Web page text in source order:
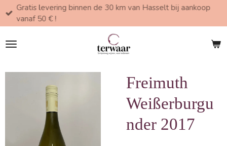
Ga
direct
de
Gratis levering binnen de 30 km van Hasselt bij aankoop
vanaf 50 € !
Freimuth
Weißerburgu
nder 2017